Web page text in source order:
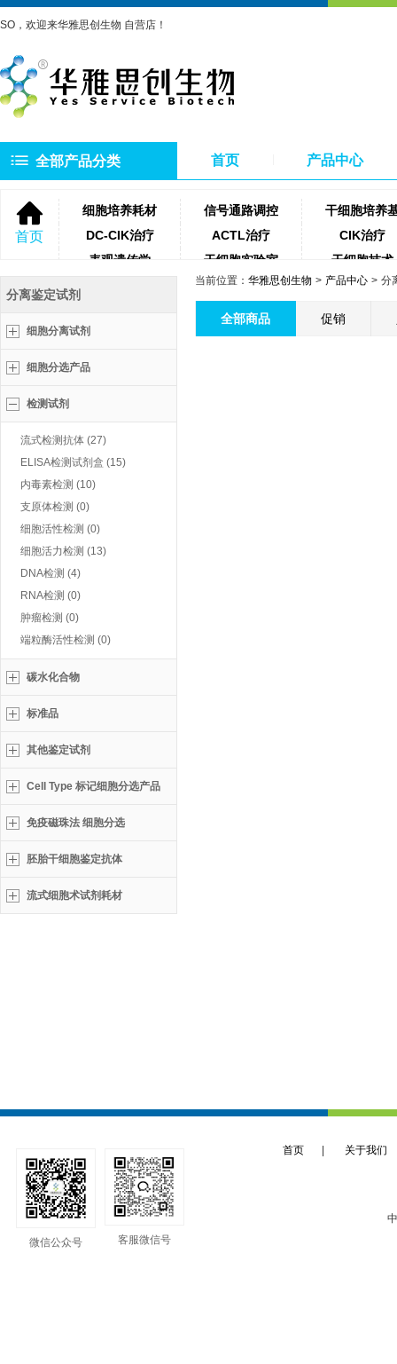
SO，欢迎来华雅思创生物 自营店！
全部产品分类 首页 产品中心
首页
细胞培养耗材 信号通路调控
干细胞培养
DC-CIK治疗
ACTL治疗
CIK治疗
表观遗传学
干细胞实验室
干细胞技术
微生物培养基
琼脂糖
牛血清
测序相关试剂耗材 PCR相关试
分离鉴定试剂
细胞分离试剂
细胞分选产品
检测试剂
流式检测抗体 (27)
ELISA检测试剂盒 (15)
内毒素检测 (10)
支原体检测 (0)
细胞活性检测 (0)
细胞活力检测 (13)
DNA检测 (4)
RNA检测 (0)
肿瘤检测 (0)
端粒酶活性检测 (0)
碳水化合物
标准品
其他鉴定试剂
Cell Type 标记细胞分选产品
免疫磁珠法 细胞分选
胚胎干细胞鉴定抗体
流式细胞术试剂耗材
当前位置： 华雅思创生物 产品中心 分
全部商品 促销
首页 关于我们
微信公众号
客服微信号